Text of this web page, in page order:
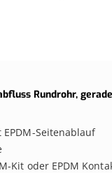
Rundrohr,
Seitenablauf
Kit oder EPDM